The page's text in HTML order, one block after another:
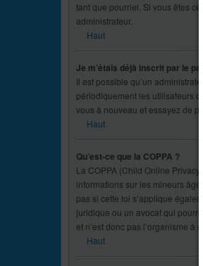
tant que pourriel. Si vous êtes
administrateur.
Haut
Je m’étais déjà inscrit par le
Il est possible qu’un
périodiquement les utilisateurs
vous à nouveau et essayez de
Haut
Qu’est-ce que la COPPA ?
La COPPA (Child Online
informations sur les mineurs
pas si cette loi s’applique
juridique ou un avocat qui
et n’est donc pas l’organisme à
Haut